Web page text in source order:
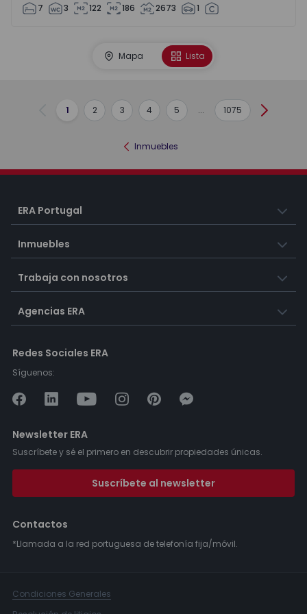
7 3 122 186 2673 1
Mapa Lista
Anterior
1 2 3 4 5 ... 1075
Inmuebles
ERA Portugal
Inmuebles
Trabaja con nosotros
Agencias ERA
Redes Sociales ERA
Síguenos:
Newsletter ERA
Suscríbete y sé el primero en descubrir propiedades únicas.
Suscríbete al newsletter
Contactos
*Llamada a la red portuguesa de telefonía fija/móvil.
Condiciones Generales